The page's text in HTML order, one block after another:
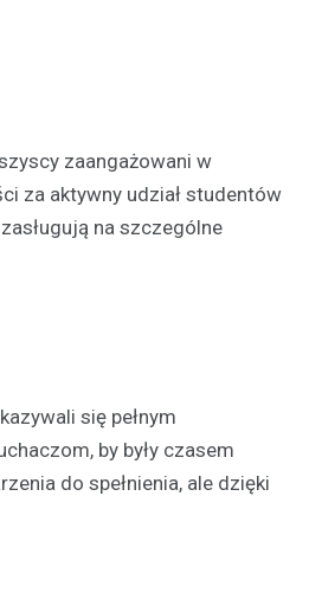
zaangażowani w
za aktywny udział studentów
na szczególne
się pełnym
by były czasem
do spełnienia, ale dzięki
2026
niedzielę mieszkańcy
mieli okazję uczestniczyć w